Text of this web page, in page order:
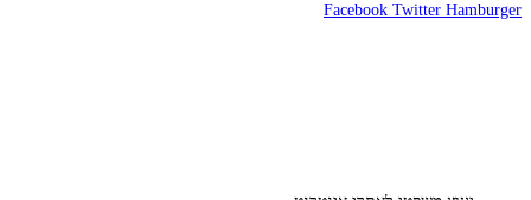
Facebook Twitter Hamburger